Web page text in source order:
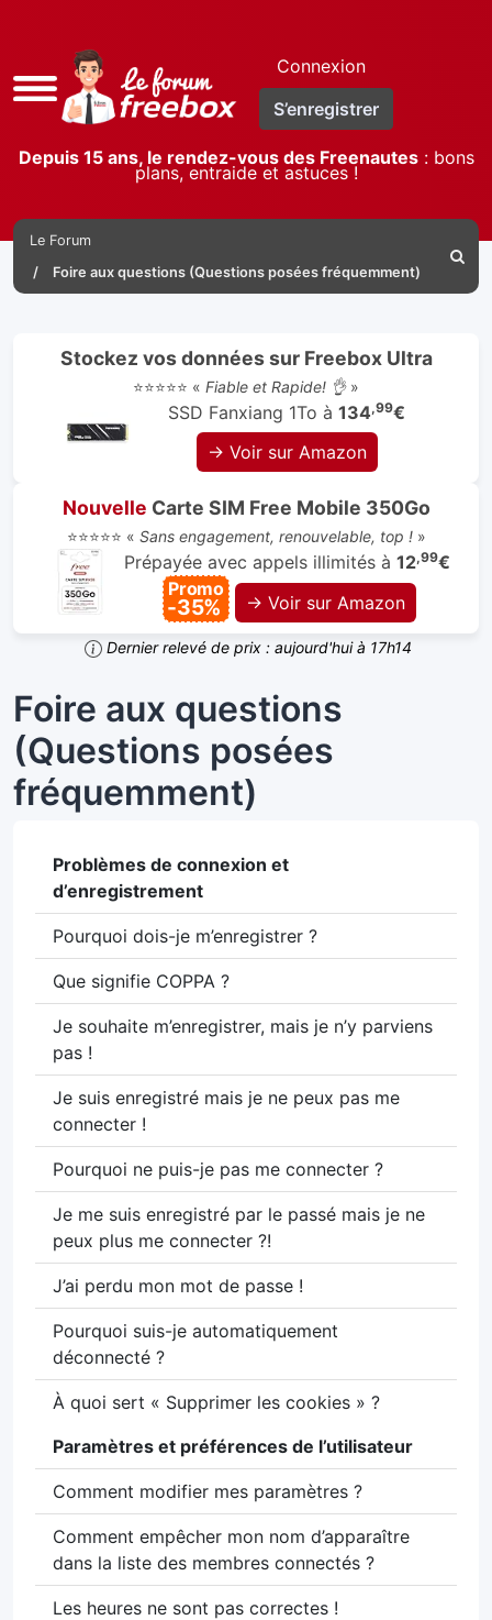
Accès
rapide
Connexion
S’enregistrer
Depuis 15 ans, le rendez-vous des Freenautes: bons
plans, entraide et astuces !
Le Forum
Foire aux questions (Questions posées fréquemment)
Stockez vos données sur Freebox Ultra
⭐⭐⭐⭐⭐ « Fiable et Rapide! 👌»
SSD Fanxiang 1To à 134,99€
→ Voir sur Amazon
Nouvelle Carte SIM Free Mobile 350Go
⭐⭐⭐⭐⭐ « Sans engagement, renouvelable, top !»
Prépayée avec appels illimités à 12,99€
Promo
-35% → Voir sur Amazon
Dernier relevé de prix : aujourd'hui à 17h14
Foire aux questions
(Questions posées
fréquemment)
Problèmes de connexion et
d’enregistrement
Pourquoi dois-je m’enregistrer ?
Que signifie COPPA ?
Je souhaite m’enregistrer, mais je n’y parviens
pas !
Je suis enregistré mais je ne peux pas me
connecter !
Pourquoi ne puis-je pas me connecter ?
Je me suis enregistré par le passé mais je ne
peux plus me connecter ?!
J’ai perdu mon mot de passe !
Pourquoi suis-je automatiquement
déconnecté ?
À quoi sert « Supprimer les cookies » ?
Paramètres et préférences de l’utilisateur
Comment modifier mes paramètres ?
Comment empêcher mon nom d’apparaître
dans la liste des membres connectés ?
Les heures ne sont pas correctes !